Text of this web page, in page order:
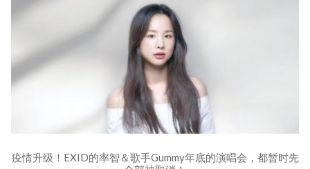
疫情升级！EXID的率智＆歌手Gummy年底的演唱会，都暂时先